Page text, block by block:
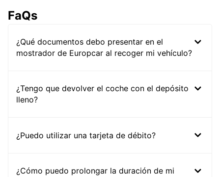
FaQs
¿Qué documentos debo presentar en el
mostrador de Europcar al recoger mi vehículo?
¿Tengo que devolver el coche con el depósito
lleno?
¿Puedo utilizar una tarjeta de débito?
¿Cómo puedo prolongar la duración de mi